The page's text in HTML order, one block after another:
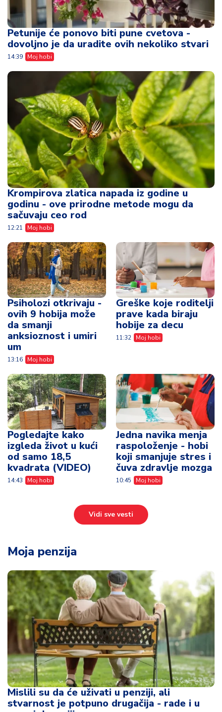
Krompirova zlatica napada iz godine u
godinu - ove prirodne metode mogu da
sačuvaju ceo rod
12:21 Moj hobi
Psiholozi otkrivaju -
ovih 9 hobija može
da smanji
anksioznost i umiri
um
13:16 Moj hobi
Greške koje roditelji
11:32 Moj hobi
Pogledajte kako
izgleda život u kući
od samo 18,5
kvadrata (VIDEO)
14:43 Moj hobi
Jedna navika menja
čuva zdravlje mozga
10:45 Moj hobi
Vidi sve vesti
Moja penzija
Mislili su da će uživati u penziji, ali
stvarnost je potpuno drugačija - rade i u
osmoj deceniji
Moja penzija